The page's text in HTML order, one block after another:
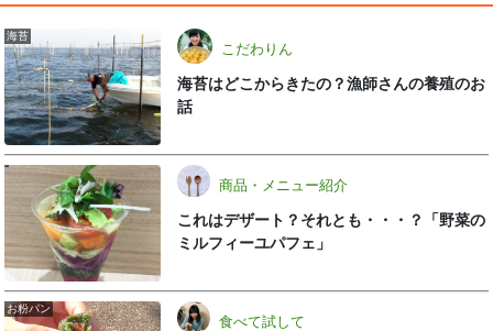
海苔
こだわりん
海苔はどこからきたの？漁師さんの養殖のお
話
商品・メニュー紹介
これはデザート？それとも・・・？「野菜の
ミルフィーユパフェ」
お粉パン
食べて試して